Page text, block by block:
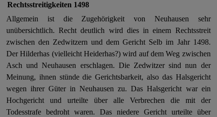
Rechtsstreitigkeiten 1498
Allgemein ist die Zugehörigkeit von Neuhausen sehr
unübersichtlich. Recht deutlich wird dies in einem Rechtsstreit
zwischen den Zedwitzern und dem Gericht Selb im Jahr 1498.
Der Hilderhas (vielleicht Heiderhas?) wird auf dem Weg zwischen
Asch und Neuhausen erschlagen. Die Zedwitzer sind nun der
Meinung, ihnen stünde die Gerichtsbarkeit, also das Halsgericht
wegen ihrer Güter in Neuhausen zu. Das Halsgericht war ein
Hochgericht und urteilte über alle Verbrechen die mit der
Todesstrafe bedroht waren. Das niedere Gericht urteilte über